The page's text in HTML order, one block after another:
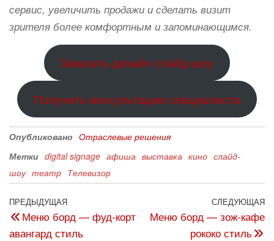
сервис, увеличить продажи и сделать визит
зрителя более комфортным и запоминающимся.
Заказать дизайн слайд-шоу
Получить консультацию специалиста
Опубликовано Отраслевые решения
Метки digital signage афиша выставка кино слайд-
шоу театр Телевизор
ПРЕДЫДУЩАЯ
Меню борд — фуд-корт
авангард стиль
СЛЕДУЮЩАЯ
Меню борд — зож-кафе
рококо стиль